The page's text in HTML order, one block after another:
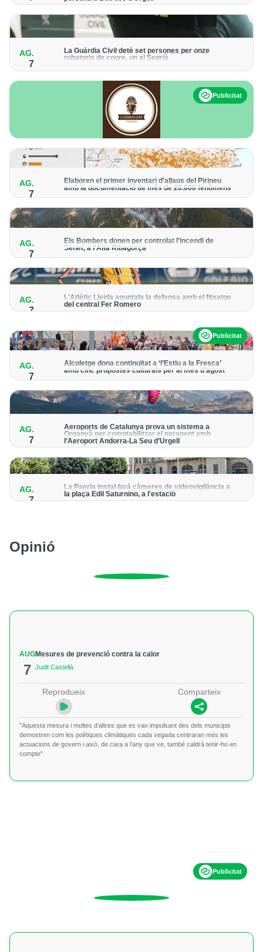
forma progressiva
AG.
7
La Guàrdia Civil deté set persones per onze
robatoris de coure, un al Segrià
Publicitat
AG.
7
Elaboren el primer inventari d'allaus del Pirineu
amb la documentació de més de 20.000 fenòmens
Obra de l'Institut Cartogràfic i Geològic de Catalunya, amb
AG.
7
Els Bombers donen per controlat l'incendi de
Senet, a l'Alta Ribagorça
El cos manté la vigilància de la zona amb drons i mitjans aeris
AG.
7
L'Atlètic Lleida apuntala la defensa amb el fitxatge
del central Fer Romero
Publicitat
AG.
7
Alcoletge dona continuïtat a ‘l’Estiu a la Fresca’
amb cinc propostes culturals per al mes d’agost
Un dels grans protagonistes de la programació serà
AG.
7
Aeroports de Catalunya prova un sistema a
Organyà per comptabilitzar el parapent amb
l’Aeroport Andorra-La Seu d’Urgell
mòbil per donar pas als avions amb vols instrumentals
AG.
7
La Paeria instal·larà càmeres de videovigilància a
la plaça Edil Saturnino, a l'estació
Opinió
AUG
7
Mesures de prevenció contra la calor
Judit Castellà
Reprodueix Comparteix
"Aquesta mesura i moltes d’altres que es van impulsant des dels municipis
demostren com les polítiques climàtiques cada vegada centraran més les
actuacions de govern i això, de cara a l’any que ve, també caldrà tenir-ho en
compte"
Publicitat